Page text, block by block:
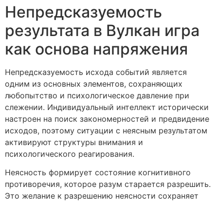
Непредсказуемость
результата в Вулкан игра
как основа напряжения
Непредсказуемость исхода событий является
одним из основных элементов, сохраняющих
любопытство и психологическое давление при
слежении. Индивидуальный интеллект исторически
настроен на поиск закономерностей и предвидение
исходов, поэтому ситуации с неясным результатом
активируют структуры внимания и
психологического реагирования.
Неясность формирует состояние когнитивного
противоречия, которое разум старается разрешить.
Это желание к разрешению неясности сохраняет